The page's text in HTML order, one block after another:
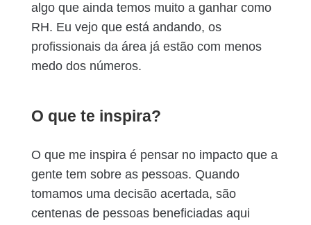
algo que ainda temos muito a ganhar como
RH. Eu vejo que está andando, os
profissionais da área já estão com menos
medo dos números.
O que te inspira?
O que me inspira é pensar no impacto que a
gente tem sobre as pessoas. Quando
tomamos uma decisão acertada, são
centenas de pessoas beneficiadas aqui